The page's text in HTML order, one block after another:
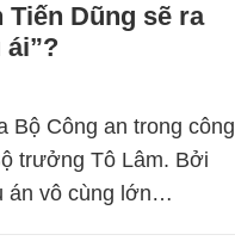
Dũng sẽ ra
Bộ Công an trong công
trưởng Tô Lâm. Bởi
án vô cùng lớn…